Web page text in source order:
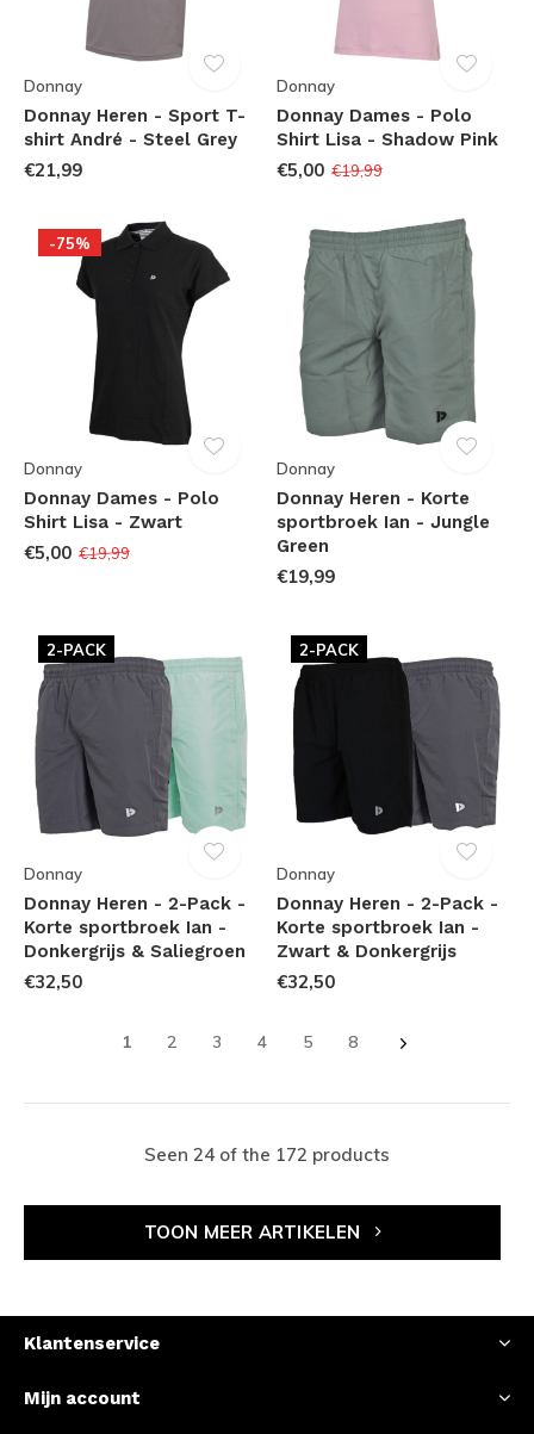
Donnay
Donnay Heren - Sport T-
shirt André - Steel Grey
€21,99
Donnay
Donnay Dames - Polo
Shirt Lisa - Shadow Pink
€5,00 €19,99
-75%
Donnay
Donnay Dames - Polo
Shirt Lisa - Zwart
€5,00 €19,99
Donnay
Donnay Heren - Korte
sportbroek Ian - Jungle
Green
€19,99
2-PACK
Donnay
Donnay Heren - 2-Pack -
Korte sportbroek Ian -
Donkergrijs & Saliegroen
€32,50
2-PACK
Donnay
Donnay Heren - 2-Pack -
Korte sportbroek Ian -
Zwart & Donkergrijs
€32,50
1 2 3 4 5 8
Seen 24 of the 172 products
TOON MEER ARTIKELEN
Klantenservice
Mijn account